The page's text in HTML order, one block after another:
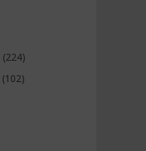
(224)
(102)